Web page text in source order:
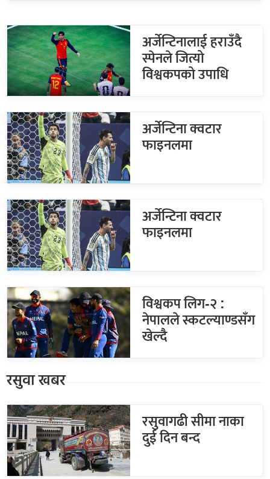
अर्जेन्टिनालाई हराउँदै
स्पेनले जित्यो
विश्वकपको उपाधि
अर्जेन्टिना क्वटार
फाइनलमा
अर्जेन्टिना क्वटार
फाइनलमा
विश्वकप लिग-२ :
नेपालले स्कटल्याण्डसँग
खेल्दै
रसुवा खबर
रसुवागढी सीमा नाका
दुई दिन बन्द